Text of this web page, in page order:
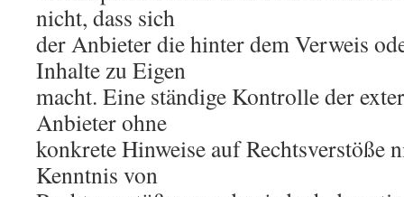
nicht, dass sich
der Anbieter die hinter dem Verweis
Inhalte zu Eigen
macht. Eine ständige Kontrolle der
Anbieter ohne
konkrete Hinweise auf Rechtsverstöße
Kenntnis von